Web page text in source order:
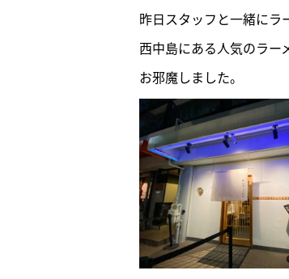
昨日スタッフと一緒にラ
西中島にある人気のラ
お邪魔しました。